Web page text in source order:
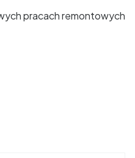
pracach remontowych